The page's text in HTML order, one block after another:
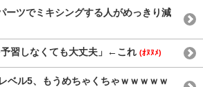
ーツでミキシングする人がめっきり減
予習しなくても大丈夫」←これ (ｵﾇﾇﾒ)
ベル5、もうめちゃくちゃｗｗｗｗｗ